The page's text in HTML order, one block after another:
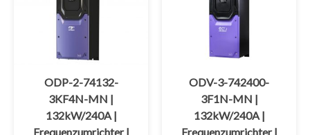
ODP-2-74132-
3KF4N-MN |
132kW/240A |
Frequenzumrichter |
ODV-3-742400-
3F1N-MN |
132kW/240A |
Frequenzumrichter |